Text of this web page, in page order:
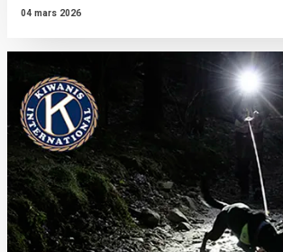
04 mars 2026